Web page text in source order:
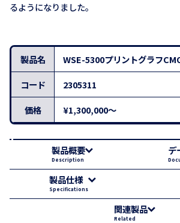
るようになりました。
製品名
WSE-5300プリントグラフ
コード
2305311
価格
¥1,300,000～
製品概要
Description
デ
製品仕様
Specifications
関連製品
Related